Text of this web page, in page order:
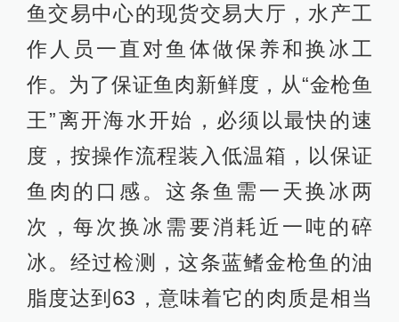
鱼交易中心的现货交易大厅，水产工
作人员一直对鱼体做保养和换冰工
作。为了保证鱼肉新鲜度，从“金枪鱼
王”离开海水开始，必须以最快的速
度，按操作流程装入低温箱，以保证
鱼肉的口感。这条鱼需一天换冰两
次，每次换冰需要消耗近一吨的碎
冰。经过检测，这条蓝鳍金枪鱼的油
脂度达到63，意味着它的肉质是相当